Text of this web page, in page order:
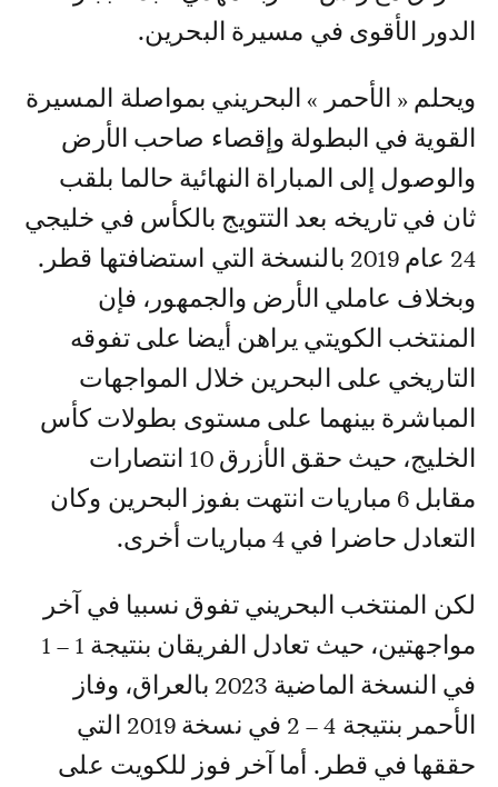
الدور الأقوى في مسيرة البحرين.
ويحلم « الأحمر » البحريني بمواصلة المسيرة
القوية في البطولة وإقصاء صاحب الأرض
والوصول إلى المباراة النهائية حالما بلقب
ثان في تاريخه بعد التتويج بالكأس في خليجي
24 عام 2019 بالنسخة التي استضافتها قطر.
وبخلاف عاملي الأرض والجمهور، فإن
المنتخب الكويتي يراهن أيضا على تفوقه
التاريخي على البحرين خلال المواجهات
المباشرة بينهما على مستوى بطولات كأس
الخليج، حيث حقق الأزرق 10 انتصارات
مقابل 6 مباريات انتهت بفوز البحرين وكان
التعادل حاضرا في 4 مباريات أخرى.
لكن المنتخب البحريني تفوق نسبيا في آخر
مواجهتين، حيث تعادل الفريقان بنتيجة 1 – 1
في النسخة الماضية 2023 بالعراق، وفاز
الأحمر بنتيجة 4 – 2 في نسخة 2019 التي
حققها في قطر. أما آخر فوز للكويت على